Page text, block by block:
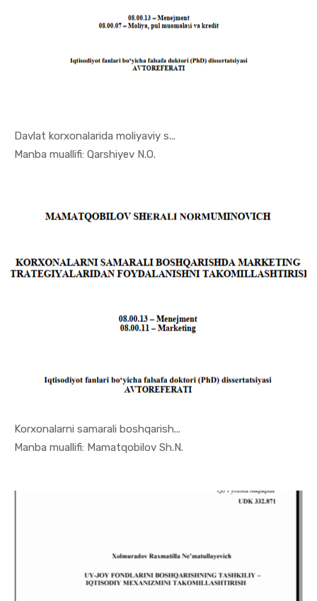
Davlat korxonalarida moliyaviy s...
Manba muallifi: Qarshiyev N.O.In Menejme...
Korxonalarni samarali boshqarish...
Manba muallifi: Mamatqobilov Sh.N.
In Menejme...